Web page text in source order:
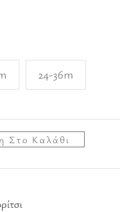
24-36m
Στο Καλάθι